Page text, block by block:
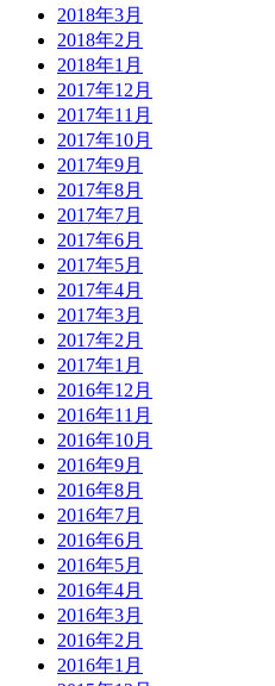
2018年3月
2018年2月
2018年1月
2017年12月
2017年11月
2017年10月
2017年9月
2017年8月
2017年7月
2017年6月
2017年5月
2017年4月
2017年3月
2017年2月
2017年1月
2016年12月
2016年11月
2016年10月
2016年9月
2016年8月
2016年7月
2016年6月
2016年5月
2016年4月
2016年3月
2016年2月
2016年1月